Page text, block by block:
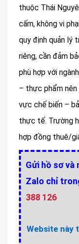
thuộc Thái
cấm, không vi
quy định quản lý
riêng, cần đảm
phù hợp với
– thực phẩm nên
vực chế biến –
thực tế. Trường
hợp đồng thuê/
Gửi hồ sơ và
Zalo chỉ
388 126
Website này